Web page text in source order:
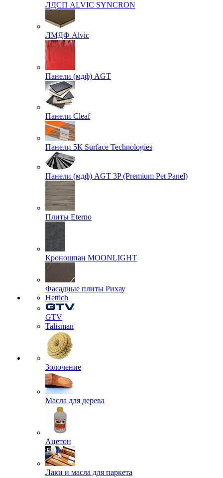
ЛДСП ALVIC SYNCRON
ЛМДФ Alvic
Панели (мдф) AGT
Панели Cleaf
Панели 5К Surface Technologies
Панели (мдф) AGT 3P (Premium Pet Panel)
Плиты Eterno
Кроношпан MOONLIGHT
Фасадные плиты Рихау
Hettich
GTV
Talisman
Золочение
Масла для дерева
Ацетон
Лаки и масла для паркета